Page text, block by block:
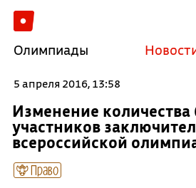
Олимпиады
5 апреля 2016, 13:58
Изменение количества
участников
всероссийской
Право